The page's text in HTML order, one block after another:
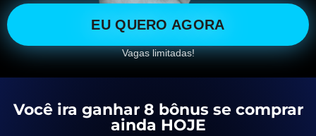
EU QUERO AGORA
Vagas limitadas!
Você ira ganhar 8 bônus se comprar
ainda HOJE